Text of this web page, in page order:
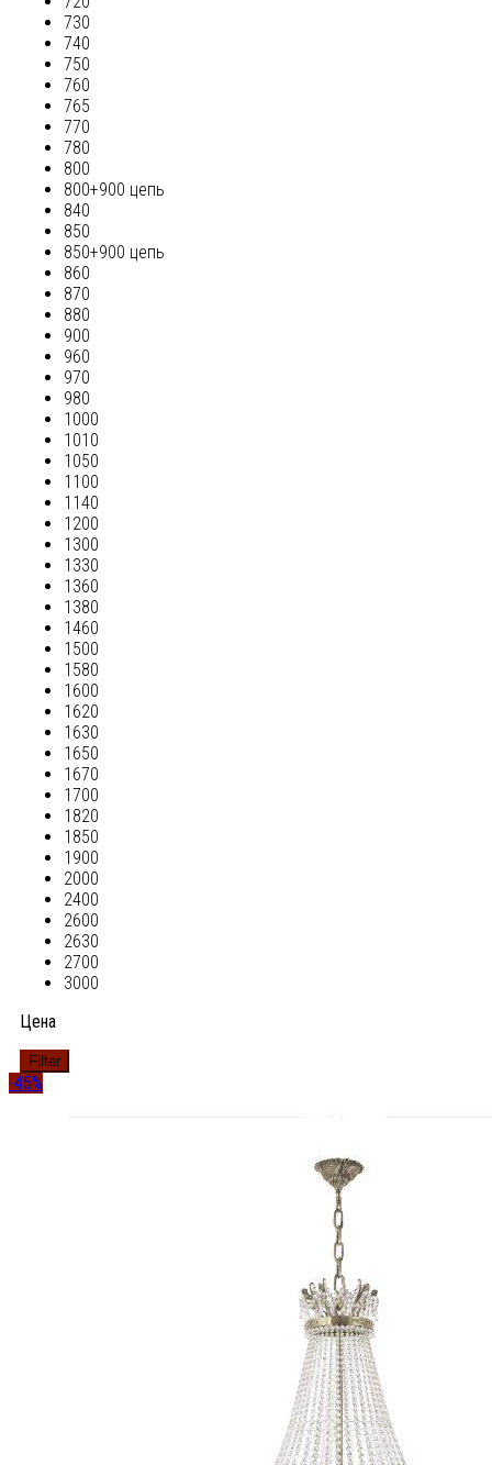
730
740
750
760
765
770
780
800
800+900 цепь
840
850
850+900 цепь
860
870
880
900
960
970
980
1000
1010
1050
1100
1140
1200
1300
1330
1360
1380
1460
1500
1580
1600
1620
1630
1650
1670
1700
1820
1850
1900
2000
2400
2600
2630
2700
3000
Цена
Filter
-45%